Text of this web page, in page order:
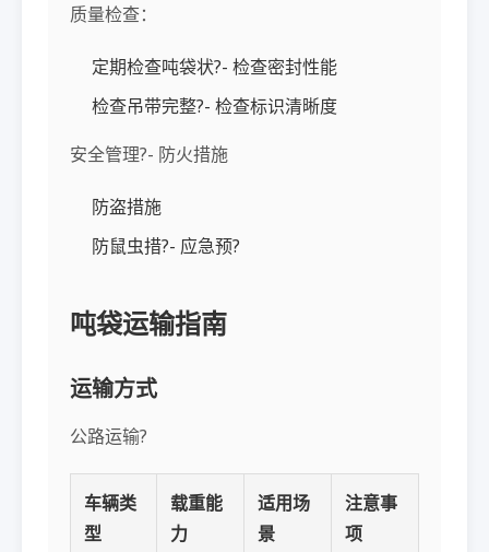
质量检查：
定期检查吨袋状?- 检查密封性能
检查吊带完整?- 检查标识清晰度
安全管理?- 防火措施
防盗措施
防鼠虫措?- 应急预?
吨袋运输指南
运输方式
公路运输?
车辆类
型
载重能
力
适用场
景
注意事
项